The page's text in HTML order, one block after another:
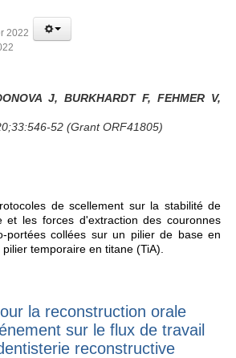
2022
J, BURKHARDT F, FEHMER V,
52 (Grant ORF41805)
de scellement sur la stabilité de
et les forces d'extraction des couronnes
portées collées sur un pilier de base en
temporaire en titane (TiA).
la reconstruction orale
sur le flux de travail
reconstructive